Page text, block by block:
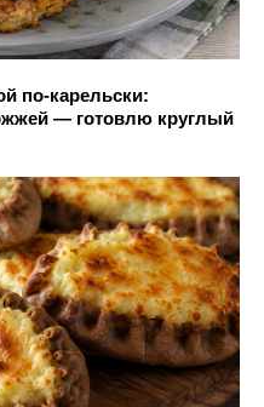
по-карельски:
— готовлю круглый